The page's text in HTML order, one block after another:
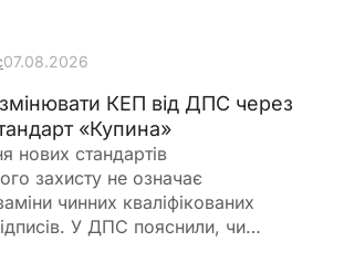
07.08.2026
КЕП від ДПС через
«Купина»
нових стандартів
захисту не означає
чинних кваліфікованих
У ДПС пояснили, чи